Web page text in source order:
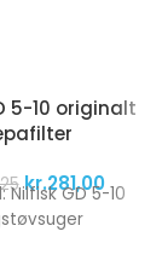
5-10 originalt
kr.281,00
Nilfisk GD 5-10